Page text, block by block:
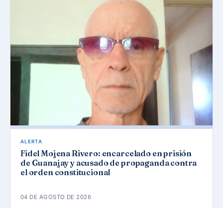
ALERTA
Fidel Mojena Rivero: encarcelado en prisión
de Guanajay y acusado de propaganda contra
el orden constitucional
04 DE AGOSTO DE 2026